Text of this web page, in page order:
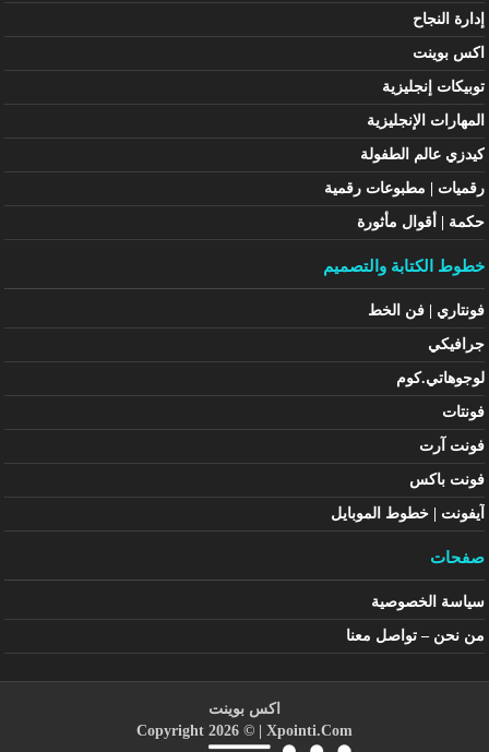
إدارة النجاح
اكس بوينت
توبيكات إنجليزية
المهارات الإنجليزية
كيدزي عالم الطفولة
رقميات | مطبوعات رقمية
حكمة | أقوال مأثورة
خطوط الكتابة والتصميم
فونتاري | فن الخط
جرافيكي
لوجوهاتي.كوم
فونتات
فونت آرت
فونت باكس
آيفونت | خطوط الموبايل
صفحات
سياسة الخصوصية
من نحن – تواصل معنا
اكس بوينت
Copyright 2026 © | Xpointi.Com